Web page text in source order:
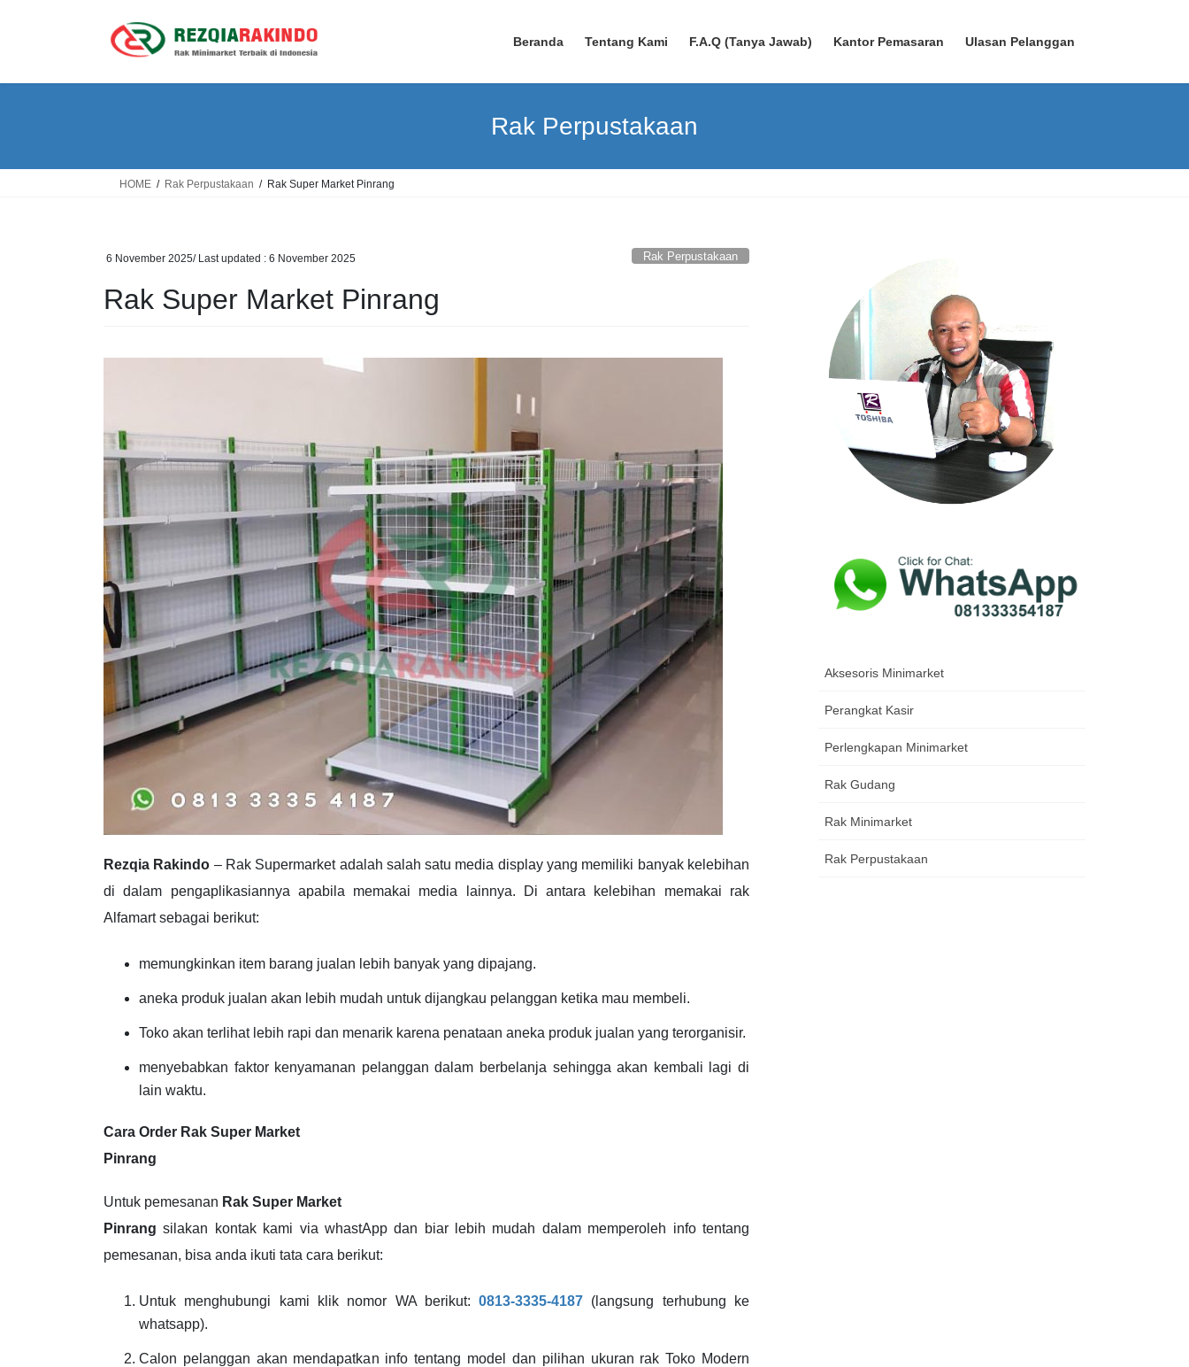
Beranda Tentang Kami F.A.Q (Tanya Jawab) Kantor Pemasaran Ulasan Pelanggan
Rak Perpustakaan
HOME Rak Perpustakaan Rak Super Market Pinrang
6 November 2025/ Last updated : 6 November 2025 Rak Perpustakaan
Rak Super Market Pinrang
Rezqia Rakindo – Rak Supermarket adalah salah satu media display yang memiliki banyak kelebihan
di dalam pengaplikasiannya apabila memakai media lainnya. Di antara kelebihan memakai rak
Alfamart sebagai berikut:
memungkinkan item barang jualan lebih banyak yang dipajang.
aneka produk jualan akan lebih mudah untuk dijangkau pelanggan ketika mau membeli.
Toko akan terlihat lebih rapi dan menarik karena penataan aneka produk jualan yang terorganisir.
menyebabkan faktor kenyamanan pelanggan dalam berbelanja sehingga akan kembali lagi di
lain waktu.
Cara Order Rak Super Market
Pinrang
Untuk pemesanan Rak Super Market
Pinrang silakan kontak kami via whastApp dan biar lebih mudah dalam memperoleh info tentang
pemesanan, bisa anda ikuti tata cara berikut:
Untuk menghubungi kami klik nomor WA berikut:0813-3335-4187 (langsung terhubung ke
whatsapp).
Calon pelanggan akan mendapatkan info tentang model dan pilihan ukuran rak Toko Modern
Aksesoris Minimarket
Perangkat Kasir
Perlengkapan Minimarket
Rak Gudang
Rak Minimarket
Rak Perpustakaan